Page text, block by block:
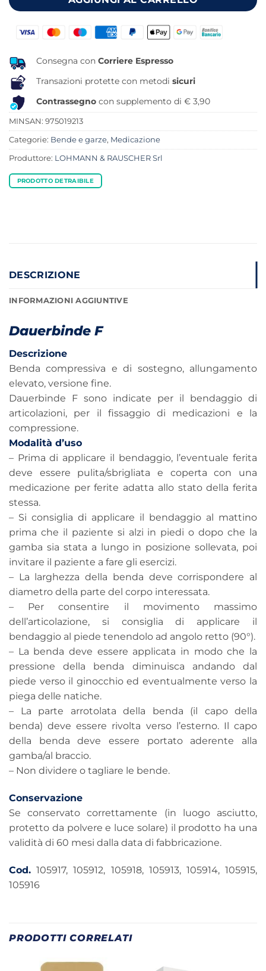
Consegna con Corriere Espresso
Transazioni protette con metodi sicuri
Contrassegno con supplemento di € 3,90
MINSAN: 975019213
Categorie: Bende e garze, Medicazione
Produttore: LOHMANN & RAUSCHER Srl
PRODOTTO DETRAIBILE
DESCRIZIONE
INFORMAZIONI AGGIUNTIVE
Dauerbinde F
Descrizione
Benda compressiva e di sostegno, allungamento
elevato, versione fine.
Dauerbinde F sono indicate per il bendaggio di
articolazioni, per il fissaggio di medicazioni e la
compressione.
Modalità d’uso
– Prima di applicare il bendaggio, l’eventuale ferita
deve essere pulita/sbrigliata e coperta con una
medicazione per ferite adatta allo stato della ferita
stessa.
– Si consiglia di applicare il bendaggio al mattino
prima che il paziente si alzi in piedi o dopo che la
gamba sia stata a lungo in posizione sollevata, poi
invitare il paziente a fare gli esercizi.
– La larghezza della benda deve corrispondere al
diametro della parte del corpo interessata.
– Per consentire il movimento massimo
dell’articolazione, si consiglia di applicare il
bendaggio al piede tenendolo ad angolo retto (90°).
– La benda deve essere applicata in modo che la
pressione della benda diminuisca andando dal
piede verso il ginocchio ed eventualmente verso la
piega delle natiche.
– La parte arrotolata della benda (il capo della
benda) deve essere rivolta verso l’esterno. Il capo
della benda deve essere portato aderente alla
gamba/al braccio.
– Non dividere o tagliare le bende.
Conservazione
Se conservato correttamente (in luogo asciutto,
protetto da polvere e luce solare) il prodotto ha una
validità di 60 mesi dalla data di fabbricazione.
Cod. 105917, 105912, 105918, 105913, 105914, 105915,
105916
PRODOTTI CORRELATI